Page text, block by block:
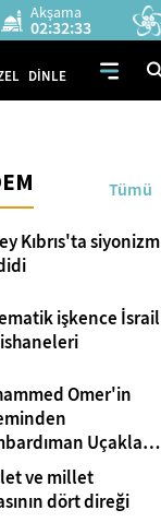
Akşama
02:32:32
DİNLE
Tümü
Kıbrıs'ta siyonizm
işkence İsrail
Omer'in
Uçakları
Arasında
ve millet
dört direği